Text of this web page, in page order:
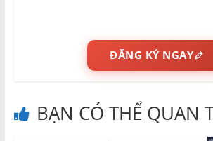
ĐĂNG KÝ NGAY
BẠN CÓ THỂ QUAN